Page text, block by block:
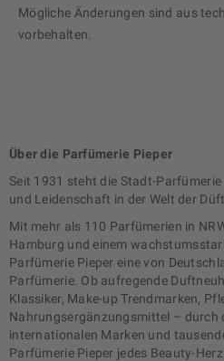
Mögliche Änderungen sind aus
vorbehalten.
Über die Parfümerie Pieper
Seit 1931 steht die Stadt-
und Leidenschaft in der Welt der
Mit mehr als 110 Parfümerien in
Hamburg und einem
Parfümerie Pieper eine von
Parfümerie. Ob aufregende
Klassiker, Make-up Trendmarken,
Nahrungsergänzungsmittel – durch
internationalen Marken und
Parfümerie Pieper jedes Beauty-